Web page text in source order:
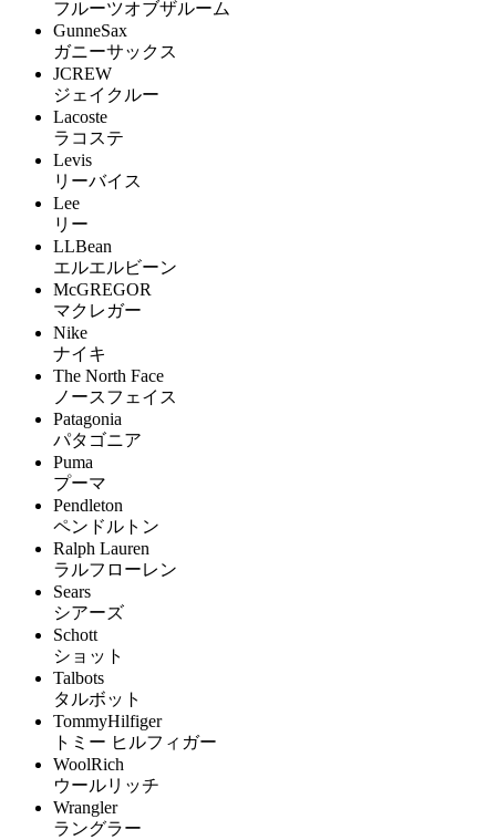
フルーツオブザルーム
GunneSax
ガニーサックス
JCREW
ジェイクルー
Lacoste
ラコステ
Levis
リーバイス
Lee
リー
LLBean
エルエルビーン
McGREGOR
マクレガー
Nike
ナイキ
The North Face
ノースフェイス
Patagonia
パタゴニア
Puma
プーマ
Pendleton
ペンドルトン
Ralph Lauren
ラルフローレン
Sears
シアーズ
Schott
ショット
Talbots
タルボット
TommyHilfiger
トミー ヒルフィガー
WoolRich
ウールリッチ
Wrangler
ラングラー